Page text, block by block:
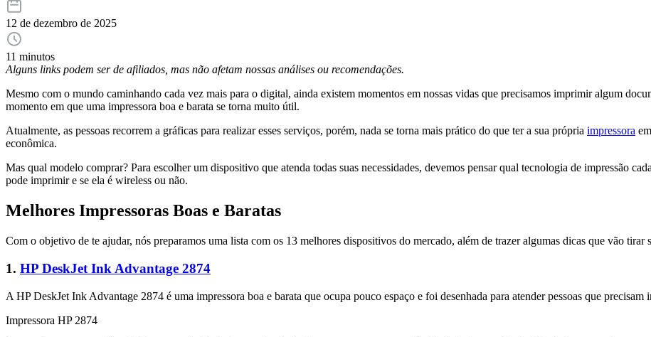
12 de dezembro de 2025
11 minutos
Alguns links podem ser de afiliados, mas não afetam nossas análises ou recomendações.
Mesmo com o mundo caminhando cada vez mais para o digital, ainda existem momentos em nossas vidas que precisamos imprimir algum
momento em que uma impressora boa e barata se torna muito útil.
Atualmente, as pessoas recorrem a gráficas para realizar esses serviços, porém, nada se torna mais prático do que ter a sua própria impressora
econômica.
Mas qual modelo comprar? Para escolher um dispositivo que atenda todas suas necessidades, devemos pensar qual tecnologia de impressão
pode imprimir e se ela é wireless ou não.
Melhores Impressoras Boas e Baratas
Com o objetivo de te ajudar, nós preparamos uma lista com os 13 melhores dispositivos do mercado, além de trazer algumas dicas que vão
1. HP DeskJet Ink Advantage 2874
A HP DeskJet Ink Advantage 2874 é uma impressora boa e barata que ocupa pouco espaço e foi desenhada para atender pessoas que
Impressora HP 2874